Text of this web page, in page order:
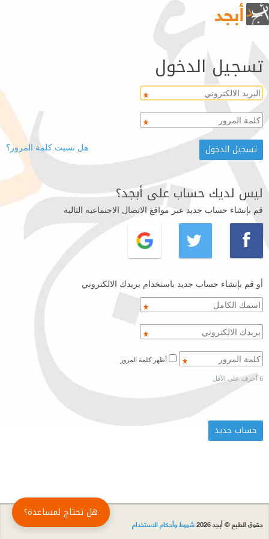
تسجيل الدخول
هل نسيت كلمة المرور؟
ليس لديك حساب على أبجد؟
قم بإنشاء حساب جديد عبر مواقع الاتصال الاجتماعية التالية
أو قم بإنشاء حساب جديد باستخدام بريدك الالكتروني
6 أحرف على الأقل
حقوق الطبع © أبجد 2026 شروط وأحكام الاستخدام
هل تحتاج لمساعدة؟